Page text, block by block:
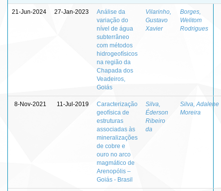
21-Jun-2024 27-Jan-2023
Análise da
variação do
nível de água
subterrâneo
com métodos
hidrogeofísicos
na região da
Chapada dos
Veadeiros,
Goiás
Vilarinho,
Gustavo
Xavier
Borges,
Welitom
Rodrigues
8-Nov-2021 11-Jul-2019
Caracterização
geofísica de
estruturas
associadas às
mineralizações
de cobre e
ouro no arco
magmático de
Arenopólis –
Goiás - Brasil
Silva,
Éderson
Ribeiro
da
Silva, Adalene
Moreira